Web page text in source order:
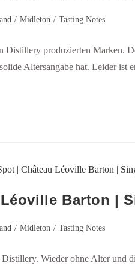
/ Midleton / Tasting Notes
Distillery produzierten Marken.
Altersangabe hat. Leider ist
Barton |
/ Midleton / Tasting Notes
Wieder ohne Alter und